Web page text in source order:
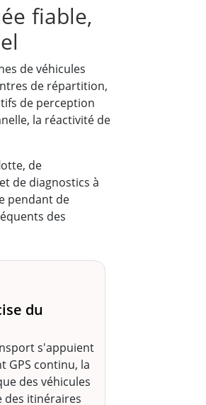
fiable,
de véhicules
de répartition,
de perception
la réactivité de
de
de diagnostics à
pendant de
des
du
s'appuient
GPS continu, la
des véhicules
des itinéraires